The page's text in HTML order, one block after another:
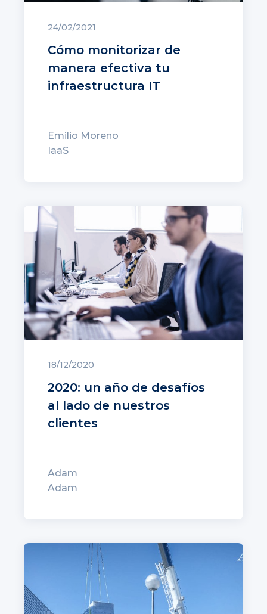
24/02/2021
Cómo monitorizar de
manera efectiva tu
infraestructura IT
Emilio Moreno
IaaS
18/12/2020
2020: un año de desafíos
al lado de nuestros
clientes
Adam
Adam